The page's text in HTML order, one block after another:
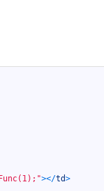
></td>